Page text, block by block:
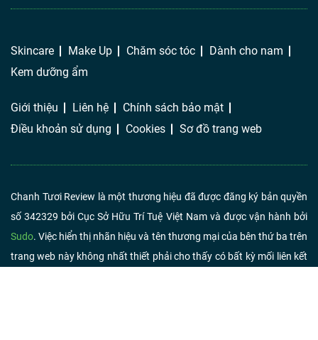
Skincare Make Up Chăm sóc tóc
Dành cho nam
Kem dưỡng ẩm
Giới thiệu Liên hệ
Chính sách bảo mật
Điều khoản sử dụng
Cookies Sơ đồ trang web
Chanh Tươi Review là một thương hiệu đã được đăng ký bản quyền
số 342329 bởi Cục Sở Hữu Trí Tuệ Việt Nam và được vận hành bởi
Sudo. Việc hiển thị nhãn hiệu và tên thương mại của bên thứ ba trên
trang web này không nhất thiết phải cho thấy có bất kỳ mối liên kết